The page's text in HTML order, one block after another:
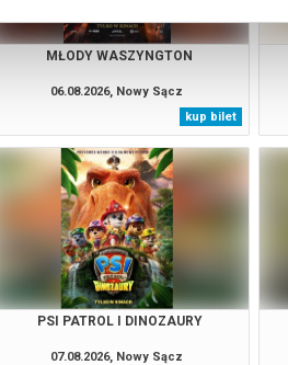
MŁODY WASZYNGTON
06.08.2026, Nowy Sącz
kup bilet
PSI PATROL I DINOZAURY
07.08.2026, Nowy Sącz